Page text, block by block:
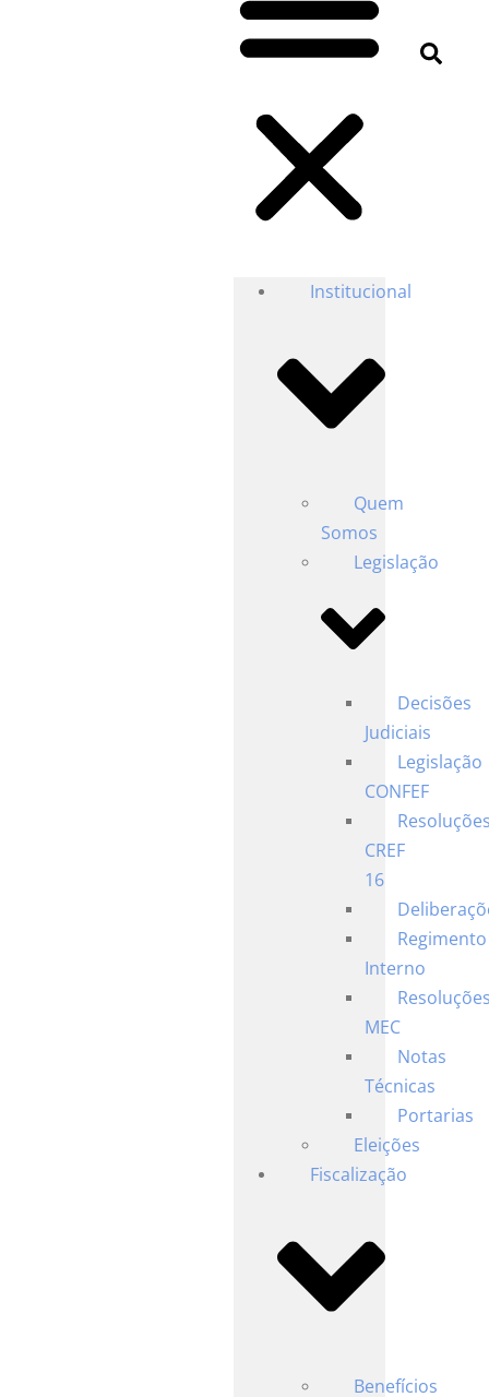
Institucional
Quem
Somos
Legislação
Decisões
Judiciais
Legislação
CONFEF
CREF
16
Regimento
Interno
MEC
Notas
Técnicas
Portarias
Eleições
Fiscalização
Benefícios